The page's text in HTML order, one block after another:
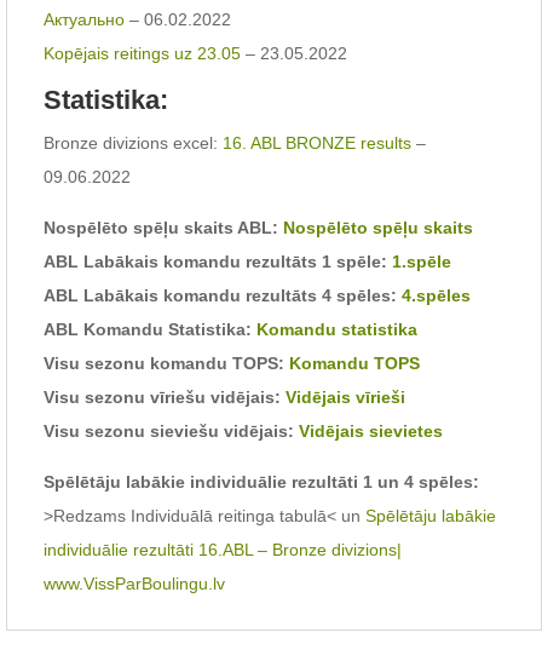
Актуально – 06.02.2022
Kopējais reitings uz 23.05 – 23.05.2022
Statistika:
Bronze divizions excel: 16. ABL BRONZE results –
09.06.2022
Nospēlēto spēļu skaits ABL: Nospēlēto spēļu skaits
ABL Labākais komandu rezultāts 1 spēle: 1.spēle
ABL Labākais komandu rezultāts 4 spēles: 4.spēles
ABL Komandu Statistika: Komandu statistika
Visu sezonu komandu TOPS: Komandu TOPS
Visu sezonu vīriešu vidējais: Vidējais vīrieši
Visu sezonu sieviešu vidējais: Vidējais sievietes
Spēlētāju labākie individuālie rezultāti 1 un 4 spēles:
>Redzams Individuālā reitinga tabulā< un Spēlētāju labākie
individuālie rezultāti 16.ABL – Bronze divizions|
www.VissParBoulingu.lv